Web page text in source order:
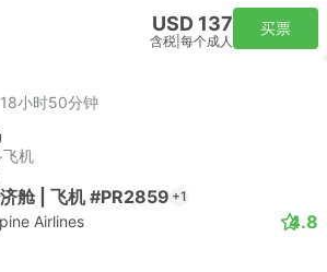
USD 137
含税 每个成人
买票
18小时50分钟
机
舱 | 飞机 #PR2859 +1
Airlines 4.8